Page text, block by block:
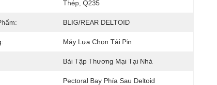
Thép, Q235
BLIG/REAR DELTOID
Máy Lựa Chọn Tải Pin
Bài Tập Thương Mại Tại Nhà
Pectoral Bay Phía Sau Deltoid